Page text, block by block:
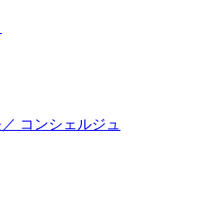
コンシェルジュ